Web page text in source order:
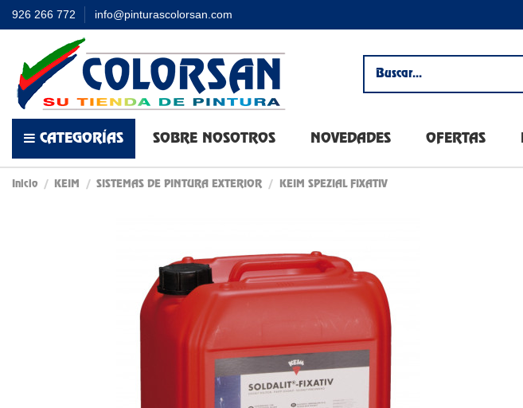
926 266 772 info@pinturascolorsan.com
CATEGORÍAS SOBRE NOSOTROS NOVEDADES OFERTAS
Inicio KEIM SISTEMAS DE PINTURA EXTERIOR KEIM SPEZIAL FIXATIV